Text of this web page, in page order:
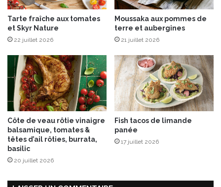
7
Tarte fraîche aux tomates
et Skyr Nature
22 juillet 2026
Moussaka aux pommes de
terre et aubergines
21 juillet 2026
Côte de veau rôtie vinaigre
balsamique, tomates &
têtes d’ail rôties, burrata,
basilic
20 juillet 2026
Fish tacos de limande
panée
17 juillet 2026